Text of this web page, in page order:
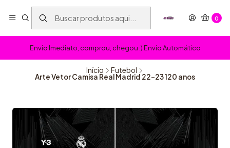
0
Envio Imediato, comprou, chegou :) Envio Automático
Início Futebol
Arte Vetor Camisa Real Madrid 22-23 120 anos